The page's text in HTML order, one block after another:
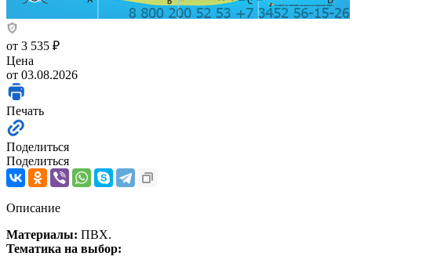
от 3 535 ₽
Цена
от 03.08.2026
Печать
Поделиться
Поделиться
Описание
Материалы: ПВХ.
Тематика на выбор: